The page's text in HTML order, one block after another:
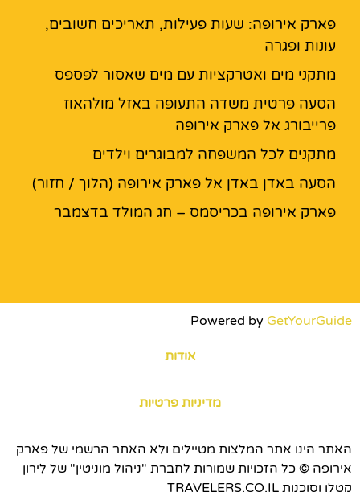
פארק אירופה: שעות פעילות, תאריכים חשובים,
עונות ופגרה
מתקני מים ואטרקציות עם מים שאסור לפספס
הסעה פרטית משדה התעופה באזל מולהאוז
פרייבורג אל פארק אירופה
מתקנים לכל המשפחה למבוגרים וילדים
הסעה באדן באדן אל פארק אירופה (הלוך / חזור)
פארק אירופה בכריסמס – חג המולד בדצמבר
Powered by GetYourGuide
אודות
מדיניות פרטיות
האתר הינו אתר המלצות מטיילים ולא האתר הרשמי של פארק
אירופה © כל הזכויות שמורות לחברת "ניהול מוניטין" של לירון
קטלן וסוכנות TRAVELERS.CO.IL